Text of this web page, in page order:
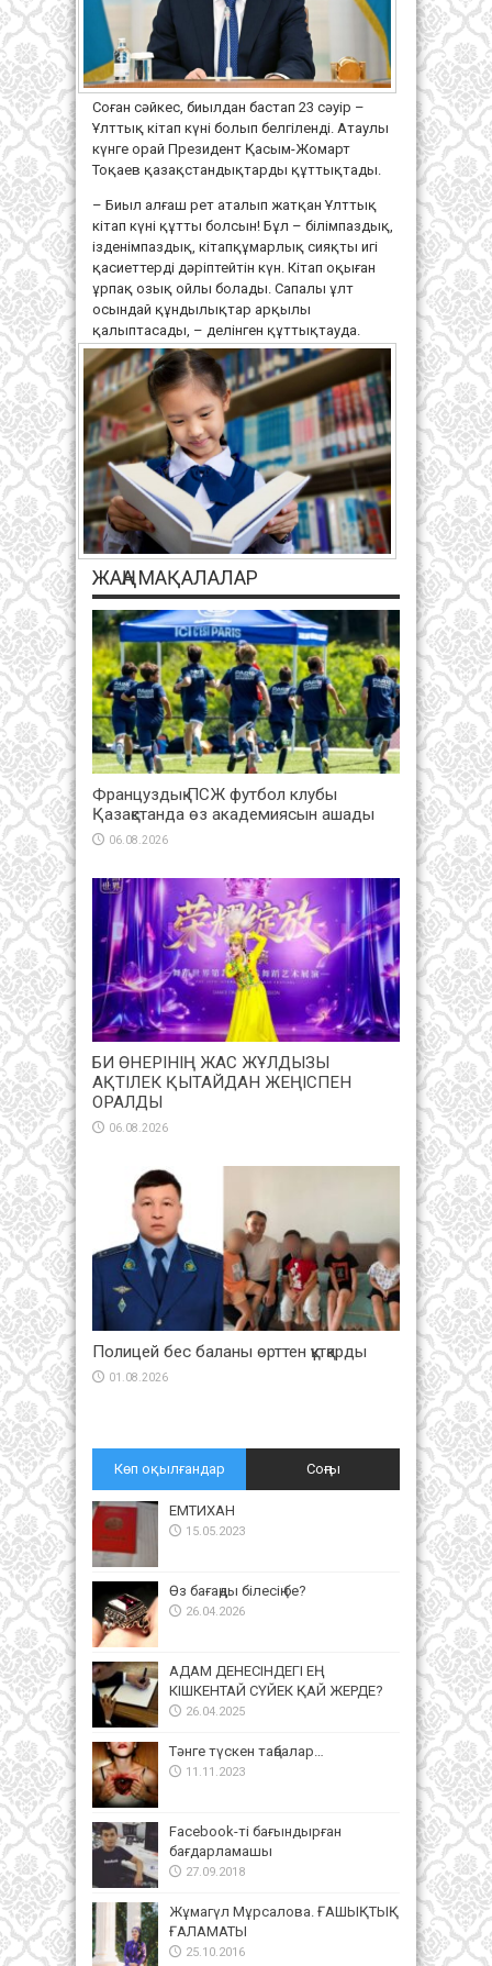
Соған сәйкес, биылдан бастап 23 сәуір –
Ұлттық кітап күні болып белгіленді. Атаулы
күнге орай Президент Қасым-Жомарт
Тоқаев қазақстандықтарды құттықтады.
– Биыл алғаш рет аталып жатқан Ұлттық
кітап күні құтты болсын! Бұл – білімпаздық,
ізденімпаздық, кітапқұмарлық сияқты игі
қасиеттерді дәріптейтін күн. Кітап оқыған
ұрпақ озық ойлы болады. Сапалы ұлт
осындай құндылықтар арқылы
қалыптасады, – делінген құттықтауда.
ЖАҢА МАҚАЛАЛАР
Француздық ПСЖ футбол клубы
Қазақстанда өз академиясын ашады
06.08.2026
БИ ӨНЕРІНІҢ ЖАС ЖҰЛДЫЗЫ
АҚТІЛЕК ҚЫТАЙДАН ЖЕҢІСПЕН
ОРАЛДЫ
06.08.2026
Полицей бес баланы өрттен құтқарды
01.08.2026
Көп оқылғандар Соңғы
ЕМТИХАН
15.05.2023
Өз бағаңды білесің бе?
26.04.2026
АДАМ ДЕНЕСІНДЕГІ ЕҢ
КІШКЕНТАЙ СҮЙЕК ҚАЙ ЖЕРДЕ?
26.04.2025
Тәнге түскен таңбалар…
11.11.2023
Facebook-ті бағындырған
бағдарламашы
27.09.2018
Жұмагүл Мұрсалова. ҒАШЫҚТЫҚ
ҒАЛАМАТЫ
25.10.2016